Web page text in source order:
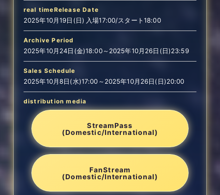
real timeRelease Date
2025年10月19日(日) 入場17:00/スタート18:00
Archive Period
2025年10月24日(金)18:00～2025年10月26日(日)23:59
Sales Schedule
2025年10月8日(水)17:00～2025年10月26日(日)20:00
distribution media
StreamPass
(Domestic/International)
FanStream
(Domestic/International)